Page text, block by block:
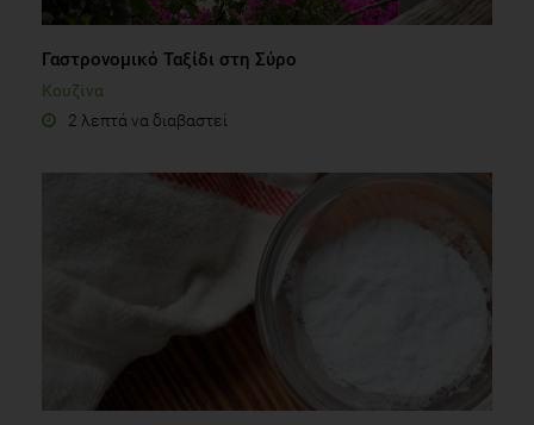
Γαστρονομικό Ταξίδι στη Σύρο
Κουζίνα
2 λεπτά να διαβαστεί